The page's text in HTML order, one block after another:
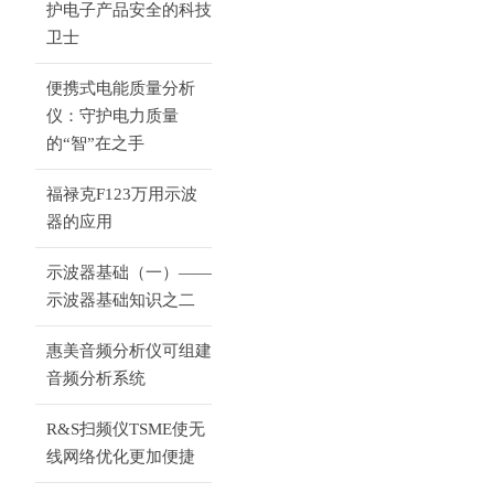
护电子产品安全的科技
卫士
便携式电能质量分析
仪：守护电力质量
的“智”在之手
福禄克F123万用示波
器的应用
示波器基础（一）——
示波器基础知识之二
惠美音频分析仪可组建
音频分析系统
R&S扫频仪TSME使无
线网络优化更加便捷